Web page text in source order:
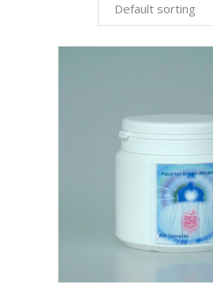
Default sorting
ADD TO CART